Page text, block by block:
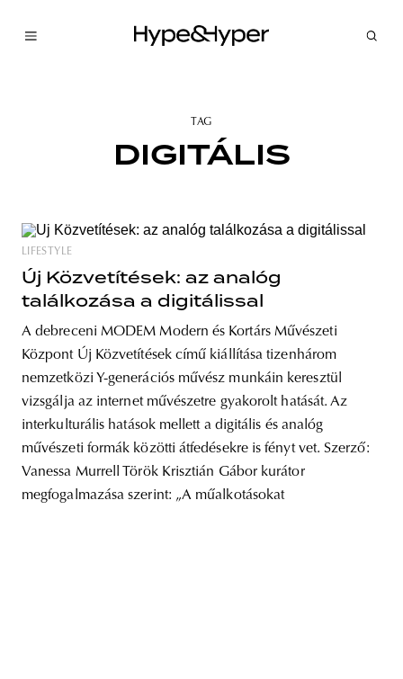
budapest poland branding
TAG
DIGITÁLIS
LIFESTYLE
Új Közvetítések: az analóg
találkozása a digitálissal
A debreceni MODEM Modern és Kortárs Művészeti
Központ Új Közvetítések című kiállítása tizenhárom
nemzetközi Y-generációs művész munkáin keresztül
vizsgálja az internet művészetre gyakorolt hatását. Az
interkulturális hatások mellett a digitális és analóg
művészeti formák közötti átfedésekre is fényt vet. Szerző:
Vanessa Murrell Török Krisztián Gábor kurátor
megfogalmazása szerint: „A műalkotásokat